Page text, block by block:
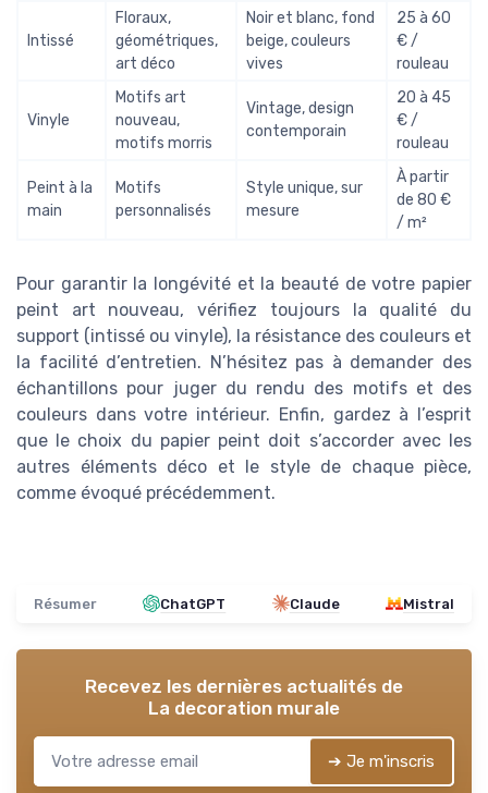
Intissé
Floraux,
géométriques,
art déco
Noir et blanc, fond
beige, couleurs
vives
25 à 60
€ /
rouleau
Vinyle
Motifs art
nouveau,
motifs morris
Vintage, design
contemporain
20 à 45
€ /
rouleau
Peint à la
main
Motifs
personnalisés
Style unique, sur
mesure
À partir
de 80 €
/ m²
Pour garantir la longévité et la beauté de votre papier
peint art nouveau, vérifiez toujours la qualité du
support (intissé ou vinyle), la résistance des couleurs et
la facilité d’entretien. N’hésitez pas à demander des
échantillons pour juger du rendu des motifs et des
couleurs dans votre intérieur. Enfin, gardez à l’esprit
que le choix du papier peint doit s’accorder avec les
autres éléments déco et le style de chaque pièce,
comme évoqué précédemment.
Résumer ChatGPT Claude Mistral
Recevez les dernières actualités de
La decoration murale
➔ Je m'inscris